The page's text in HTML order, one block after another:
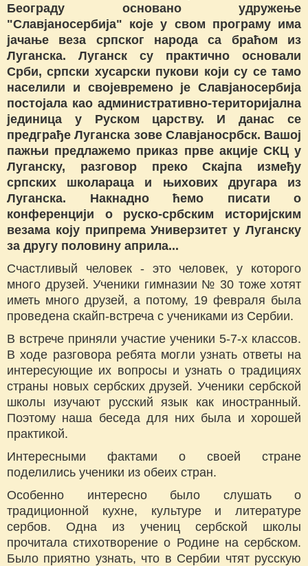
Београду основано удружење
"Славјаносербија" које у свом програму има
јачање веза српског народа са браћом из
Луганска. Луганск су практично основали
Срби, српски хусарски пукови који су се тамо
населили и својевремено је Славјаносербија
постојала као административно-територијална
јединица у Руском царству. И данас се
предграђе Луганска зове Славјаносрбск. Вашој
пажњи предлажемо приказ прве акције СКЦ у
Луганску, разговор преко Скајпа између
српских школараца и њихових другара из
Луганска. Накнадно ћемо писати о
конференцији о руско-србским историјским
везама коју припрема Универзитет у Луганску
за другу половину априла...
Счастливый человек - это человек, у которого
много друзей. Ученики гимназии № 30 тоже хотят
иметь много друзей, а потому, 19 февраля была
проведена скайп-встреча с учениками из Сербии.
В встрече приняли участие ученики 5-7-х классов.
В ходе разговора ребята могли узнать ответы на
интересующие их вопросы и узнать о традициях
страны новых сербских друзей. Ученики сербской
школы изучают русский язык как иностранный.
Поэтому наша беседа для них была и хорошей
практикой.
Интересными фактами о своей стране
поделились ученики из обеих стран.
Особенно интересно было слушать о
традиционной кухне, культуре и литературе
сербов. Одна из учениц сербской школы
прочитала стихотворение о Родине на сербском.
Было приятно узнать, что в Сербии чтят русскую